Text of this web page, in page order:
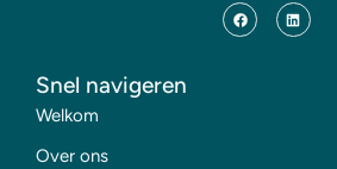
Snel navigeren
Welkom
Over ons